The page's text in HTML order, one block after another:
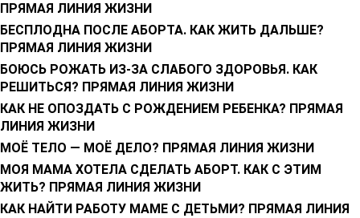
ПРЯМАЯ ЛИНИЯ ЖИЗНИ
БЕСПЛОДНА ПОСЛЕ АБОРТА. КАК ЖИТЬ ДАЛЬШЕ?
ПРЯМАЯ ЛИНИЯ ЖИЗНИ
БОЮСЬ РОЖАТЬ ИЗ-ЗА СЛАБОГО ЗДОРОВЬЯ. КАК
РЕШИТЬСЯ? ПРЯМАЯ ЛИНИЯ ЖИЗНИ
КАК НЕ ОПОЗДАТЬ С РОЖДЕНИЕМ РЕБЕНКА? ПРЯМАЯ
ЛИНИЯ ЖИЗНИ
МОЁ ТЕЛО — МОЁ ДЕЛО? ПРЯМАЯ ЛИНИЯ ЖИЗНИ
МОЯ МАМА ХОТЕЛА СДЕЛАТЬ АБОРТ. КАК С ЭТИМ
ЖИТЬ? ПРЯМАЯ ЛИНИЯ ЖИЗНИ
КАК НАЙТИ РАБОТУ МАМЕ С ДЕТЬМИ? ПРЯМАЯ ЛИНИЯ